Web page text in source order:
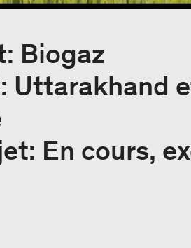
Biogaz
Uttarakhand
En cours,